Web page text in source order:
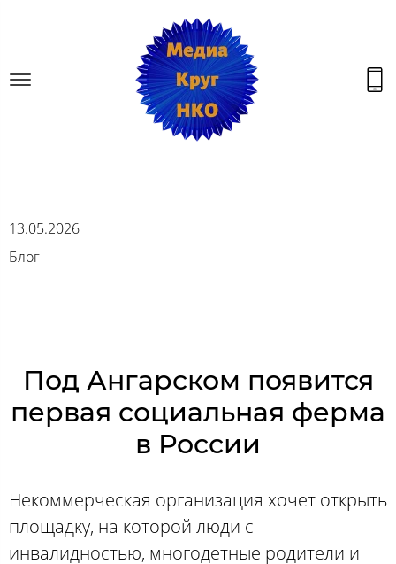
13.05.2026
Блог
Под Ангарском появится
первая социальная ферма
в России
Некоммерческая организация хочет открыть
площадку, на которой люди с
инвалидностью, многодетные родители и